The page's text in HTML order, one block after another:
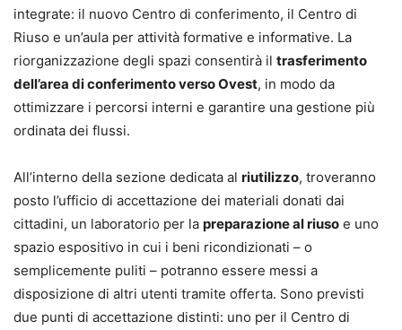
integrate: il nuovo Centro di conferimento, il Centro di
Riuso e un’aula per attività formative e informative. La
riorganizzazione degli spazi consentirà il trasferimento
dell’area di conferimento verso Ovest, in modo da
ottimizzare i percorsi interni e garantire una gestione più
ordinata dei flussi.
All’interno della sezione dedicata al riutilizzo, troveranno
posto l’ufficio di accettazione dei materiali donati dai
cittadini, un laboratorio per la preparazione al riuso e uno
spazio espositivo in cui i beni ricondizionati – o
semplicemente puliti – potranno essere messi a
disposizione di altri utenti tramite offerta. Sono previsti
due punti di accettazione distinti: uno per il Centro di